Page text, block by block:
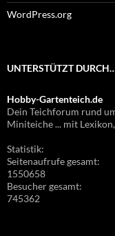
WordPress.org
UNTERSTÜTZT
Hobby-Gartenteich.de
Dein Teichforum rund
Miniteiche ... mit
Statistik:
Seitenaufrufe gesamt:
1550658
Besucher gesamt:
745362